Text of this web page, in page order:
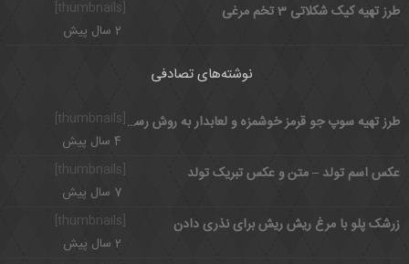
طرز تهیه کیک شکلاتی 3 تخم مرغی
2 سال پیش
نوشته‌های تصادفی
[thumbnails] طرز تهیه سوپ جو قرمز خوشمزه و لعابدار به روش رستورانی
4 سال پیش
عکس اسم تولد – متن و عکس تبریک تولد
7 سال پیش
[thumbnails]
زرشک پلو با مرغ ریش ریش برای نذری دادن
2 سال پیش